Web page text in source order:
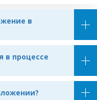
в
в процессе